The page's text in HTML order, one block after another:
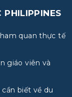
PHILIPPINES
quan thực tế
giáo viên và
biết về du